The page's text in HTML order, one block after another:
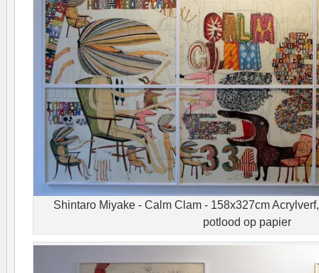
Shintaro Miyake - Calm Clam - 158x327cm
potlood op papier